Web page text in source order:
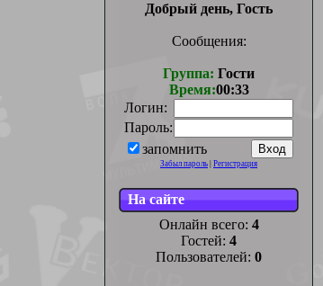
Добрый день, Гость
Сообщения:
Группа: Гости
Время:00:33
Логин:
Пароль:
запомнить
Забыл пароль Регистрация
На сайте
Онлайн всего: 4
Гостей: 4
Пользователей: 0